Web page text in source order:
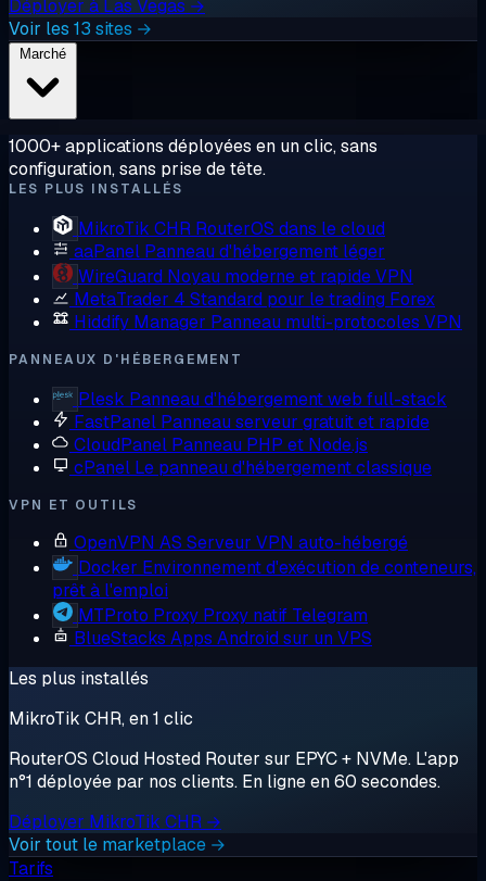
Déployer à Las Vegas →
Voir les 13 sites →
1000+ applications déployées en un clic, sans
configuration, sans prise de tête.
LES PLUS INSTALLÉS
MikroTik CHR RouterOS dans le cloud
aaPanel Panneau d'hébergement léger
WireGuard Noyau moderne et rapide VPN
MetaTrader 4 Standard pour le trading Forex
Hiddify Manager Panneau multi-protocoles VPN
PANNEAUX D'HÉBERGEMENT
Plesk Panneau d'hébergement web full-stack
FastPanel Panneau serveur gratuit et rapide
CloudPanel Panneau PHP et Node.js
cPanel Le panneau d'hébergement classique
VPN ET OUTILS
OpenVPN AS Serveur VPN auto-hébergé
Docker Environnement d'exécution de conteneurs,
prêt à l'emploi
MTProto Proxy Proxy natif Telegram
BlueStacks Apps Android sur un VPS
Les plus installés
MikroTik CHR, en 1 clic
RouterOS Cloud Hosted Router sur EPYC + NVMe. L'app
n°1 déployée par nos clients. En ligne en 60 secondes.
Déployer MikroTik CHR →
Voir tout le marketplace →
Tarifs